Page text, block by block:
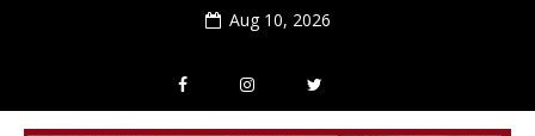
Aug 10, 2026